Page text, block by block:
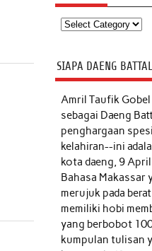
Kategori
SIAPA DAENG
Amril Taufik Gobel
sebagai Daeng
penghargaan
kelahiran--ini
kota daeng, 9
Bahasa Makassar
merujuk pada
memiliki hobi
yang berbobot
kumpulan tulisan